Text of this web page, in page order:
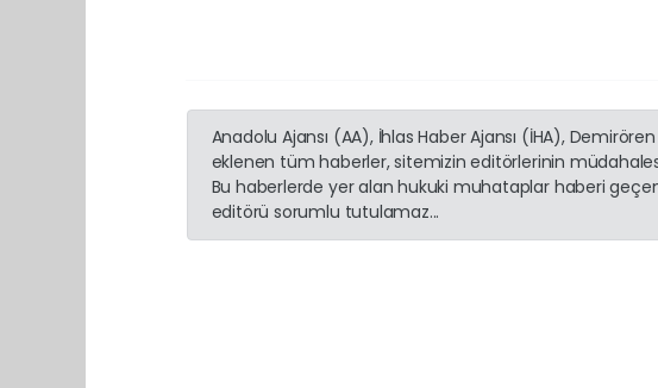
Anadolu Ajansı (AA), İhlas Haber Ajansı (İHA),
eklenen tüm haberler, sitemizin editörlerinin
Bu haberlerde yer alan hukuki muhataplar haberi
editörü sorumlu tutulamaz...